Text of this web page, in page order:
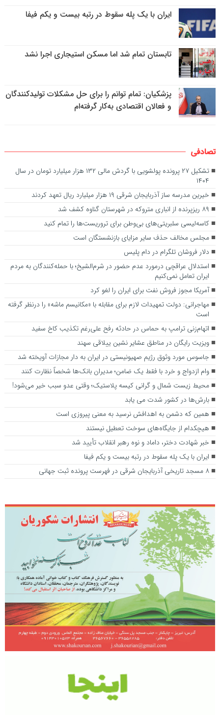
ایران با یک پله سقوط در رتبه بیست و یکم فیفا
تابستان تمام شد اما مسکن استیجاری اجرا نشد
پزشکیان: تمام توانم را برای حل مشکلات تولیدکنندگان
و فعالان اقتصادی به‌کار گرفته‌ام
تصادفی
تشکیل ۲۷ پرونده پولشویی با گردش مالی ۱۳۲ هزار میلیارد تومان در سال
۱۴۰۴
خیرین مدرسه ساز آذربایجان شرقی ۱۹ هزار میلیارد ریال تعهد کردند
۸۹ ریزپرنده از انباری متروکه در شهرستان گناوه کشف شد
کاسه‌لیسی سلبریتی‌‌های بی‌وطن برای تروریست‌ها را تمام کنید
مجلس مخالف حذف سایر مزایای بازنشستگان است
دلار فروشان تلگرام در دام پلیس
استدلال عراقچی درمورد عدم حضور در شرم‌الشیخ؛ با حمله‌کنندگان به مردم
ایران تعامل نمی‌کنیم
آمریکا مجوز فروش نفت برای ایران را لغو کرد
مهاجرانی: دولت تمهیدات لازم برای مقابله با «مکانیسم ماشه» را درنظر گرفته
است
اتهام‌زنی ترامپ به حماس در حادثه رفح علی‌رغم تکذیب کاخ سفید
ویزیت رایگان در مناطق عشایر نشین ییلاقی سهند
جاسوس مورد وثوق رژیم صهیونیستی در ایران به دار مجازات آویخته شد
وام ازدواج و خرد با فقط یک ضامن؛ مدیران بانک‌ها شخصاً نظارت کنند
محیط زیست شمال و گرانی کیسه پلاستیک؛ وقتی عدو سبب خیر می‌شود!
بارش‌ها در کشور شدت می یابد
همین که دشمن به اهدافش نرسید به معنی پیروزی است
هیچکدام از جایگاه‌های سوخت تعطیل نیستند
خبر شهادت دختر، داماد و نوه رهبر انقلاب تأیید شد
ایران با یک پله سقوط در رتبه بیست و یکم فیفا
۸ مسجد تاریخی آذربایجان شرقی در فهرست پرونده ثبت جهانی